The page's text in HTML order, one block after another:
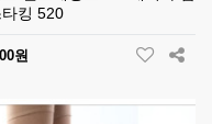
타킹 520
원